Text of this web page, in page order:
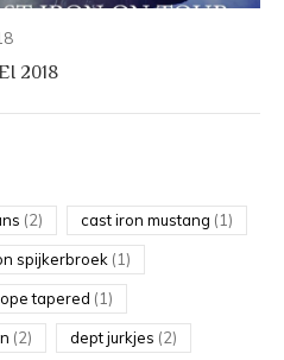
2018
(2) cast iron mustang (1)
spijkerbroek (1)
tapered (1)
(2) dept jurkjes (2)